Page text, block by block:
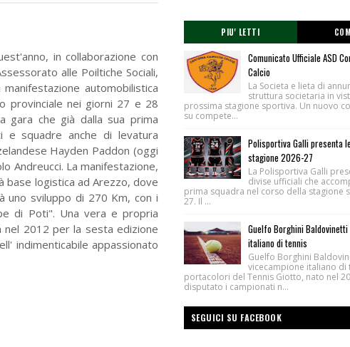
in collaborazione con
alle Poiltiche Sociali,
automobilistica
provinciale nei giorni 27 e 28
gara che già dalla sua prima
squadre anche di levatura
Hayden Paddon (oggi
Andreucci. La manifestazione,
base logistica ad Arezzo, dove
uno sviluppo di 270 Km, con i
di Poti". Una vera e propria
nel 2012 per la sesta edizione
indimenticabile appassionato
PIU' LETTI
Comunicato Ufficiale ASD
Calcio
La Societa e lieta di
struttura societaria in
prossima stagione sportiva. Un nuovo
su compete...
Polisportiva Galli presenta
stagione 2026-27
La Polisportiva Galli
divise ufficiali che
prima squadra nel corso della stagione
27. Il ...
Guelfo Borghini
italiano di tennis
Guelfo Borghini
vicecampione italiano di
portacolori del Tennis Giotto, nato nel
disputato i campionati n...
SEGUICI SU FACEBOOK